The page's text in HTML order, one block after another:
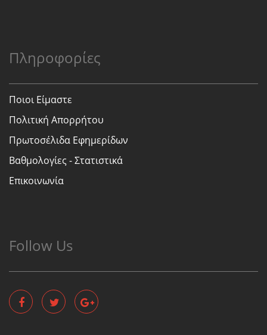
Πληροφορίες
Ποιοι Είμαστε
Πολιτική Απορρήτου
Πρωτοσέλιδα Εφημερίδων
Βαθμολογίες - Στατιστικά
Επικοινωνία
Follow Us